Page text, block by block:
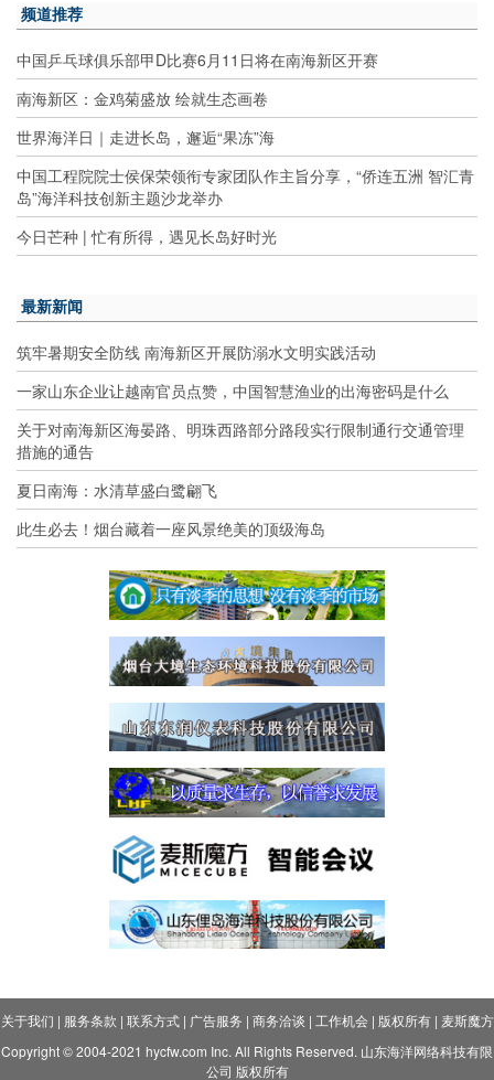
频道推荐
中国乒乓球俱乐部甲D比赛6月11日将在南海新区开赛
南海新区：金鸡菊盛放 绘就生态画卷
世界海洋日｜走进长岛，邂逅“果冻”海
中国工程院院士侯保荣领衔专家团队作主旨分享，“侨连五洲 智汇青
岛”海洋科技创新主题沙龙举办
今日芒种 | 忙有所得，遇见长岛好时光
最新新闻
筑牢暑期安全防线 南海新区开展防溺水文明实践活动
一家山东企业让越南官员点赞，中国智慧渔业的出海密码是什么
关于对南海新区海晏路、明珠西路部分路段实行限制通行交通管理
措施的通告
夏日南海：水清草盛白鹭翩飞
此生必去！烟台藏着一座风景绝美的顶级海岛
关于我们 | 服务条款 | 联系方式| 广告服务 | 商务洽谈 | 工作机会| 版权所有| 麦斯魔方
Copyright © 2004-2021 hycfw.com Inc. All Rights Reserved. 山东海洋网络科技有限
公司 版权所有